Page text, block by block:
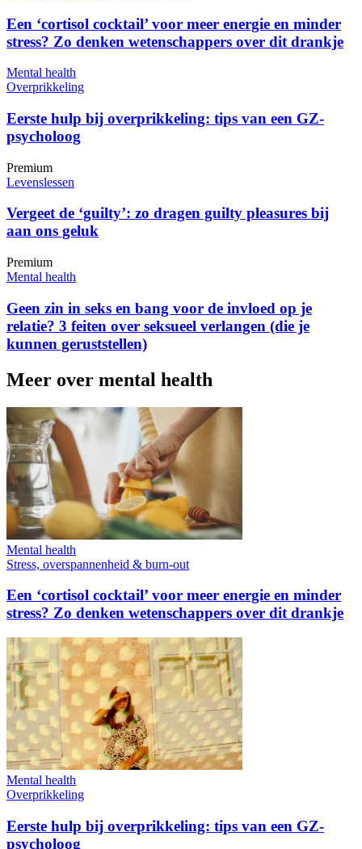
Een ‘cortisol cocktail’ voor meer energie en minder
stress? Zo denken wetenschappers over dit drankje
Mental health
Overprikkeling
Eerste hulp bij overprikkeling: tips van een GZ-
psycholoog
Premium
Levenslessen
Vergeet de ‘guilty’: zo dragen guilty pleasures bij
aan ons geluk
Premium
Mental health
Geen zin in seks en bang voor de invloed op je
relatie? 3 feiten over seksueel verlangen (die je
kunnen geruststellen)
Meer over mental health
Mental health
Stress, overspannenheid & burn-out
Een ‘cortisol cocktail’ voor meer energie en minder
stress? Zo denken wetenschappers over dit drankje
Mental health
Overprikkeling
Eerste hulp bij overprikkeling: tips van een GZ-
psycholoog